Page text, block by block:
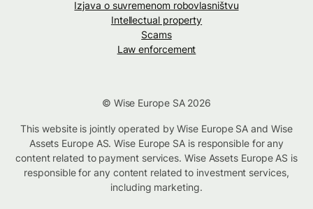
Izjava o suvremenom robovlasništvu
Intellectual property
Scams
Law enforcement
© Wise Europe SA 2026
This website is jointly operated by Wise Europe SA and Wise
Assets Europe AS. Wise Europe SA is responsible for any
content related to payment services. Wise Assets Europe AS is
responsible for any content related to investment services,
including marketing.